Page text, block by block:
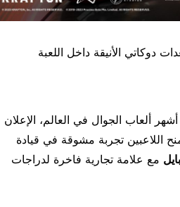
ألعاب الجوال في العالم، الإعلان
اللاعبين تجربة مشوقة في قيادة
مع علامة تجارية فاخرة لدراجات